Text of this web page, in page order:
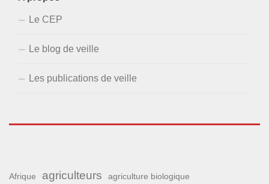
Le CEP
Le blog de veille
Les publications de veille
Afrique agriculteurs agriculture biologique